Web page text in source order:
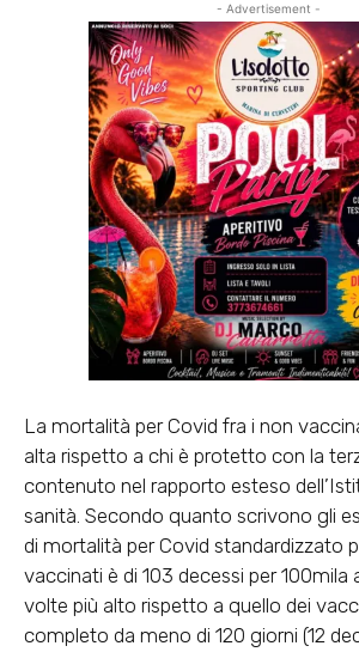
- Advertisement -
La mortalità per Covid fra i non
alta rispetto a chi è protetto con la
contenuto nel rapporto esteso
sanità. Secondo quanto scrivono gli
di mortalità per Covid standardizzato
vaccinati è di 103 decessi per 100mila
volte più alto rispetto a quello dei
completo da meno di 120 giorni (12